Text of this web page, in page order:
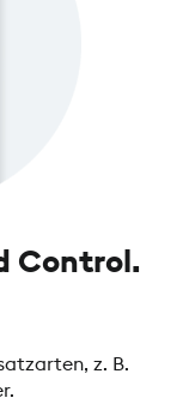
Control.
z. B.